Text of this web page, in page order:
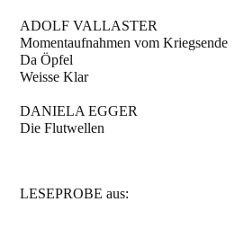
ADOLF VALLASTER
Momentaufnahmen vom Kriegsende
Da Öpfel
Weisse Klar
DANIELA EGGER
Die Flutwellen
LESEPROBE aus: